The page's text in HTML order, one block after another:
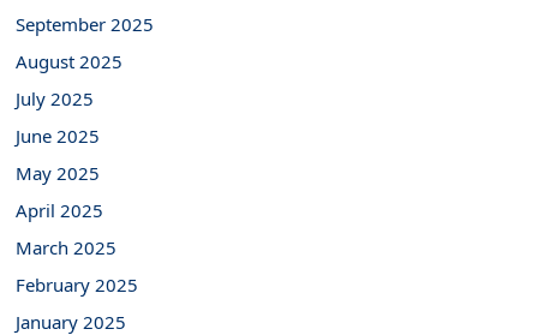
September 2025
August 2025
July 2025
June 2025
May 2025
April 2025
March 2025
February 2025
January 2025